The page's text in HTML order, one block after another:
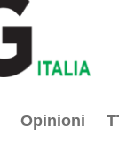
Opinioni